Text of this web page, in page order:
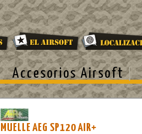
Accesorios Airsoft
MUELLE AEG SP120 AIR+